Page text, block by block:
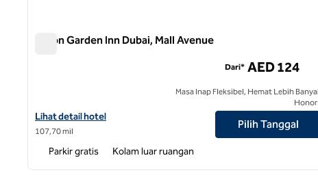
Hilton Garden Inn Dubai, Mall Avenue
Lihat detail hotel untuk Hilton Garden Inn Dubai, Mall Avenue
Lihat detail hotel
107,70 mil
Dari* AED 124
Masa Inap Fleksibel, Hemat Lebih
Pilih Tanggal
Parkir gratis Kolam luar ruangan